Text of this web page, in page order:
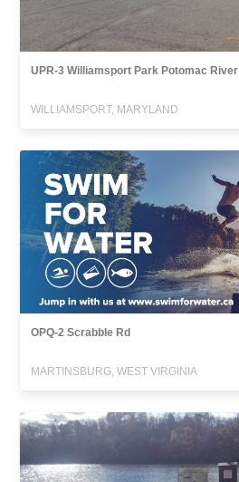
UPR-3 Williamsport Park Potomac River
WILLIAMSPORT, MARYLAND
OPQ-2 Scrabble Rd
MARTINSBURG, WEST VIRGINIA